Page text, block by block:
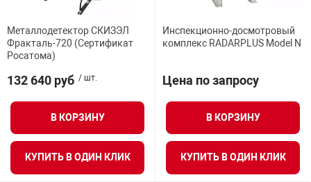
экипировка
автомобили
информации
Металлодетектор СКИЗЭЛ
Фракталь-720 (Сертификат
Росатома)
132 640 руб / шт.
В КОРЗИНУ
КУПИТЬ В ОДИН КЛИК
Инспекционно-досмотровый
комплекс RADARPLUS Model N
Цена по запросу
В КОРЗИНУ
КУПИТЬ В ОДИН КЛИК